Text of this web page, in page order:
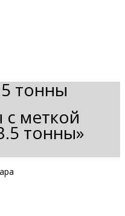
тонны
меткой
тонны»